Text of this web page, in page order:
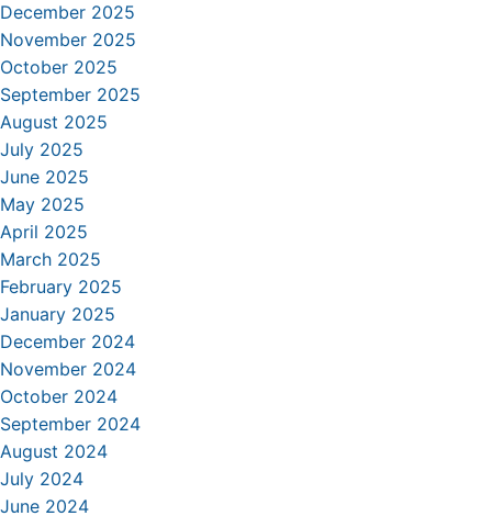
December 2025
November 2025
October 2025
September 2025
August 2025
July 2025
June 2025
May 2025
April 2025
March 2025
February 2025
January 2025
December 2024
November 2024
October 2024
September 2024
August 2024
July 2024
June 2024